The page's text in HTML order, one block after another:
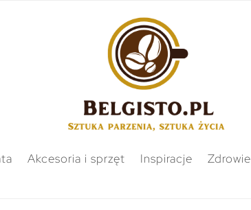
Akcesoria i sprzęt Inspiracje Zdrowie